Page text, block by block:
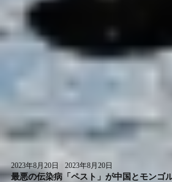
2023年8月20日 2023年8月20日
最悪の伝染病「ペスト」が中国とモンゴ